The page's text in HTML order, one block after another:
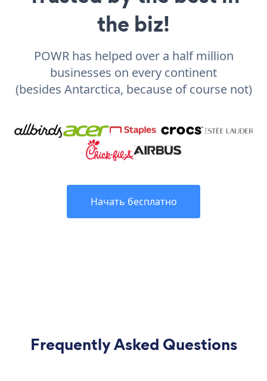
the biz!
POWR has helped over a half million
businesses on every continent
(besides Antarctica, because of course not)
Начать бесплатно
Frequently Asked Questions